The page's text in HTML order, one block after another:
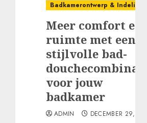
Badkamerontwerp & Indeling
Meer comfort en
ruimte met een
stijlvolle bad-
douchecombinatie
voor jouw
badkamer
ADMIN DECEMBER 29, 2025